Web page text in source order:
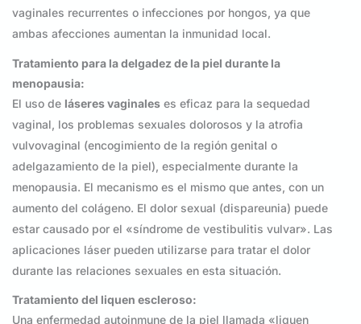
vaginales recurrentes o infecciones por hongos, ya que
ambas afecciones aumentan la inmunidad local.
Tratamiento para la delgadez de la piel durante la
menopausia:
El uso de láseres vaginales es eficaz para la sequedad
vaginal, los problemas sexuales dolorosos y la atrofia
vulvovaginal (encogimiento de la región genital o
adelgazamiento de la piel), especialmente durante la
menopausia. El mecanismo es el mismo que antes, con un
aumento del colágeno. El dolor sexual (dispareunia) puede
estar causado por el «síndrome de vestibulitis vulvar». Las
aplicaciones láser pueden utilizarse para tratar el dolor
durante las relaciones sexuales en esta situación.
Tratamiento del liquen escleroso:
Una enfermedad autoinmune de la piel llamada «liquen